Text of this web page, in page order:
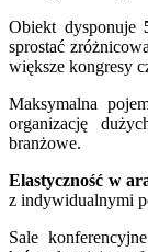
Obiekt dysponuje
sprostać
większe kongresy
Maksymalna
organizację
branżowe.
Elastyczność w
z indywidualnymi
Sale